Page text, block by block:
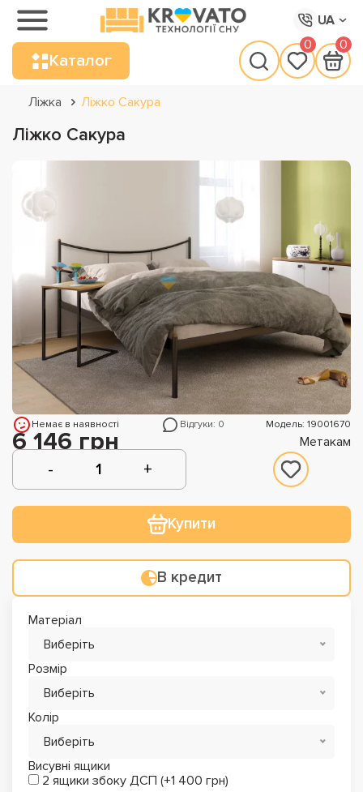
UA
Каталог
0 0
Ліжка Ліжко Сакура
Ліжко Сакура
Немає в наявності Відгуки: 0 Модель: 19001670
6 146 грн Метакам
Купити
В кредит
Матеріал
Виберіть
Розмір
Виберіть
Колір
Виберіть
Висувні ящики
2 ящики збоку ДСП (+1 400 грн)